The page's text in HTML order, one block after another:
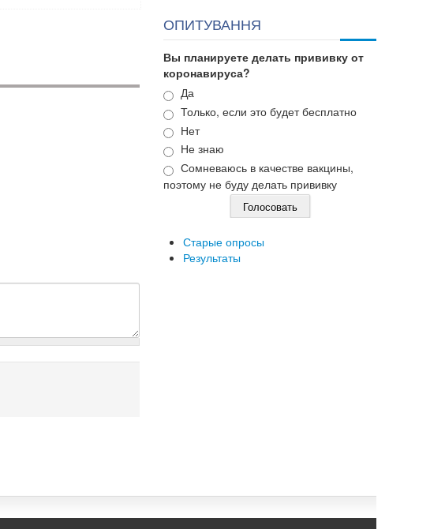
ОПИТУВАННЯ
Вы планируете делать прививку от
коронавируса?
Варианты
Да
Только, если это будет бесплатно
Нет
Не знаю
Сомневаюсь в качестве вакцины,
поэтому не буду делать прививку
Старые опросы
Результаты